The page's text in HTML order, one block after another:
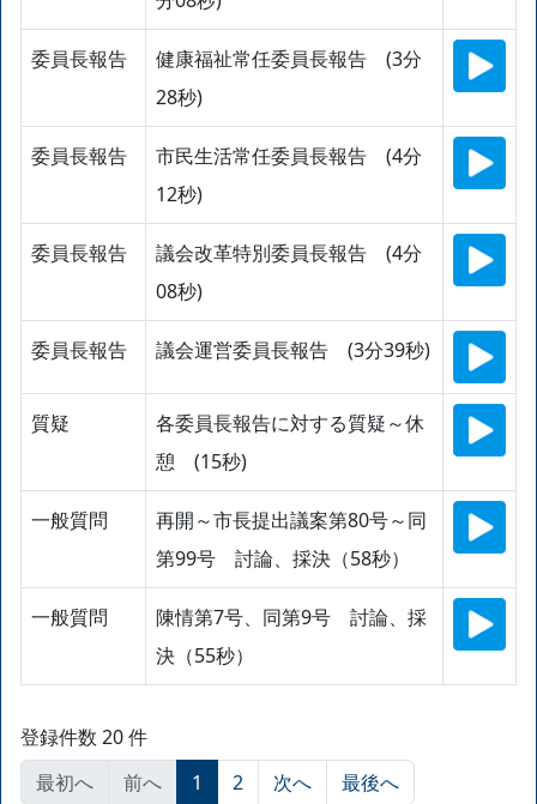
委員長報告
健康福祉常任委員長報告 (3分
28秒)
委員長報告
市民生活常任委員長報告 (4分
12秒)
委員長報告
議会改革特別委員長報告 (4分
08秒)
委員長報告 議会運営委員長報告 (3分39秒)
質疑
各委員長報告に対する質疑～休
憩 (15秒)
一般質問
再開～市長提出議案第80号～同
第99号 討論、採決（58秒）
一般質問
陳情第7号、同第9号 討論、採
決（55秒）
登録件数 20 件
最初へ
前へ 1 2 次へ 最後へ